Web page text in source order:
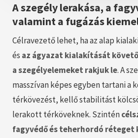
A szegély lerakása, a
valamint a fugázás
Célravezető lehet, ha az alap
és az ágyazat kialakítását
aszegélyelemeket rakjuk le. A
masszívan képes egyben tartani a
térkövezést, kellő stabilitást
lerakott térköveknek. Szintén
fagyvédő és teherhordó